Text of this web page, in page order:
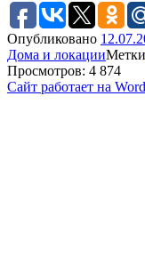
Опубликовано
Дома и локацииМетки
Просмотров: 4 874
Сайт работает на